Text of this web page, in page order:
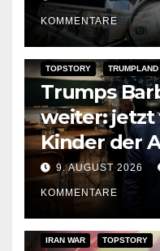
bereiten
seine
KOMMENTARE
TOPSTORY TRUMPLAND
Trumps
weiter:
Kinder der
9. AUGUST 2026
KOMMENTARE
IRAN WAR TOPSTORY